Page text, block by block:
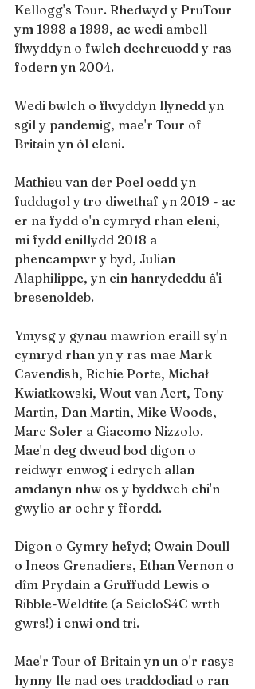
Kellogg's Tour. Rhedwyd y PruTour
ym 1998 a 1999, ac wedi ambell
flwyddyn o fwlch dechreuodd y ras
fodern yn 2004.
Wedi bwlch o flwyddyn llynedd yn
sgil y pandemig, mae'r Tour of
Britain yn ôl eleni.
Mathieu van der Poel oedd yn
fuddugol y tro diwethaf yn 2019 - ac
er na fydd o'n cymryd rhan eleni,
mi fydd enillydd 2018 a
phencampwr y byd, Julian
Alaphilippe, yn ein hanrydeddu â'i
bresenoldeb.
Ymysg y gynau mawrion eraill sy'n
cymryd rhan yn y ras mae Mark
Cavendish, Richie Porte, Michał
Kwiatkowski, Wout van Aert, Tony
Martin, Dan Martin, Mike Woods,
Marc Soler a Giacomo Nizzolo.
Mae'n deg dweud bod digon o
reidwyr enwog i edrych allan
amdanyn nhw os y byddwch chi'n
gwylio ar ochr y ffordd.
Digon o Gymry hefyd; Owain Doull
o Ineos Grenadiers, Ethan Vernon o
dîm Prydain a Gruffudd Lewis o
Ribble-Weldtite (a SeicloS4C wrth
gwrs!) i enwi ond tri.
Mae'r Tour of Britain yn un o'r rasys
hynny lle nad oes traddodiad o ran